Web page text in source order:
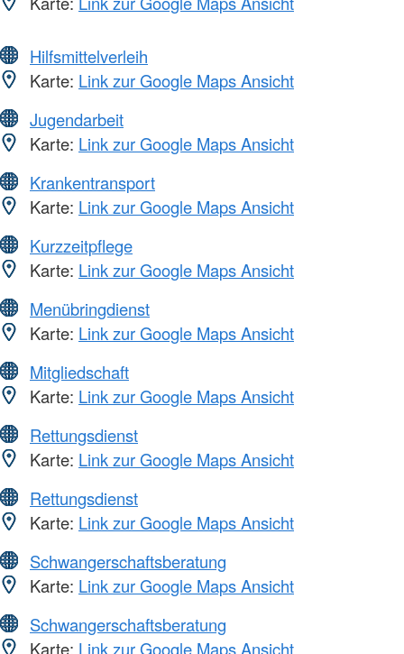
Hilfsmittelverleih
Karte: Link zur Google Maps Ansicht
Jugendarbeit
Karte: Link zur Google Maps Ansicht
Krankentransport
Karte: Link zur Google Maps Ansicht
Kurzzeitpflege
Karte: Link zur Google Maps Ansicht
Menübringdienst
Karte: Link zur Google Maps Ansicht
Mitgliedschaft
Karte: Link zur Google Maps Ansicht
Rettungsdienst
Karte: Link zur Google Maps Ansicht
Rettungsdienst
Karte: Link zur Google Maps Ansicht
Schwangerschaftsberatung
Karte: Link zur Google Maps Ansicht
Schwangerschaftsberatung
Karte: Link zur Google Maps Ansicht